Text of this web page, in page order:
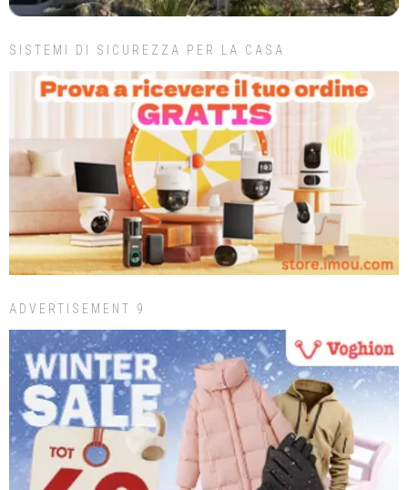
SISTEMI DI SICUREZZA PER LA CASA
ADVERTISEMENT 9